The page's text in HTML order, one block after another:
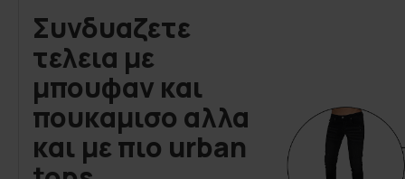
Συνδυαζετε
τελεια με
μπουφαν και
πουκαμισο αλλα
και με πιο urban